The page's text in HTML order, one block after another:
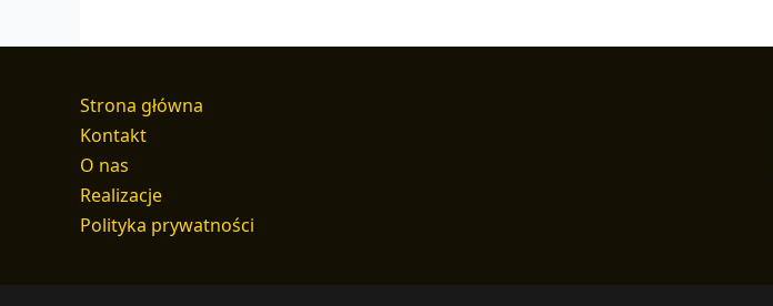
Strona główna
Kontakt
O nas
Realizacje
Polityka prywatności